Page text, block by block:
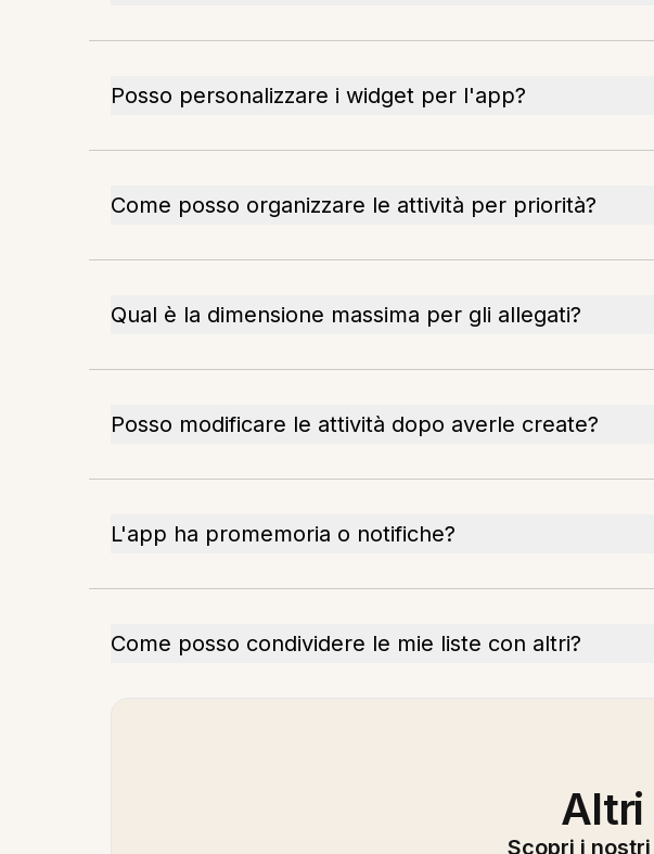
Posso personalizzare i widget per l'app?
Come posso organizzare le attività per priorità?
Qual è la dimensione massima per gli allegati?
Posso modificare le attività dopo averle create?
L'app ha promemoria o notifiche?
Come posso condividere le mie liste con altri?
Altri
Scopri i